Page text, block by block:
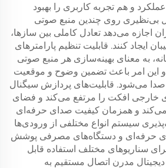
و هم تجربه کاربری را بهبود
بی‌نظیری روی چندین منبع صوتی
اجازه می‌دهد تعادل کاملی بین سازها،
ایجاد کنند. قابلیت تنظیم پارامترهای
به معنای بهینه‌سازی هر منبع صوتی
امر باعث تضمین وضوح و موقعیت
می‌شود. قابلیت‌های پردازش سیگنال
خارجی افکت را مرتفع می‌کند و فضای
و همزمان کیفیت صدای حرفه‌ای
سیستم انواع مختلفی از ورودی‌ها
حرفه‌ای و دستگاه‌های مصرفی پوشش
سناریوهای مختلف استفاده قابل
مدرن اتصال مستقیم به